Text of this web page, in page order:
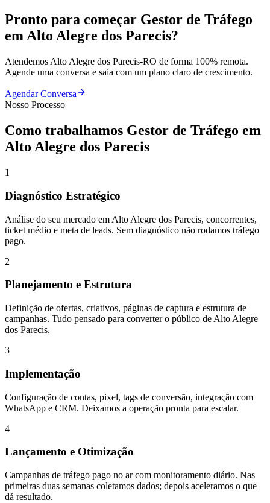
Pronto para começar Gestor de Tráfego
emAlto Alegre dos Parecis?
Atendemos Alto Alegre dos Parecis-RO de forma 100% remota.
Agende uma conversa e saia com um plano claro de crescimento.
Agendar Conversa
Nosso Processo
Como trabalhamos Gestor de Tráfego em
Alto Alegre dos Parecis
1
Diagnóstico Estratégico
Análise do seu mercado em Alto Alegre dos Parecis, concorrentes,
ticket médio e meta de leads. Sem diagnóstico não rodamos tráfego
pago.
2
Planejamento e Estrutura
Definição de ofertas, criativos, páginas de captura e estrutura de
campanhas. Tudo pensado para converter o público de Alto Alegre
dos Parecis.
3
Implementação
Configuração de contas, pixel, tags de conversão, integração com
WhatsApp e CRM. Deixamos a operação pronta para escalar.
4
Lançamento e Otimização
Campanhas de tráfego pago no ar com monitoramento diário. Nas
primeiras duas semanas coletamos dados; depois aceleramos o que
dá resultado.